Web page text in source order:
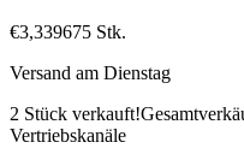
€3,339675 Stk.
Versand am Dienstag
2 Stück verkauft!
Vertriebskanäle